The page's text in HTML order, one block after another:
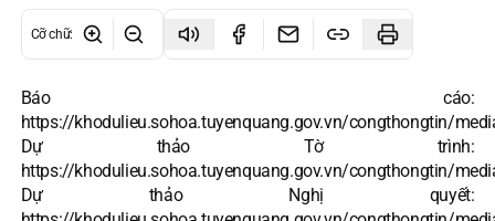
Cỡ chữ:
Báo cáo:
https://khodulieu.sohoa.tuyenquang.gov.vn/congthongtin/
Dự thảo Tờ trình:
https://khodulieu.sohoa.tuyenquang.gov.vn/congthongtin/
Dự thảo Nghị quyết: